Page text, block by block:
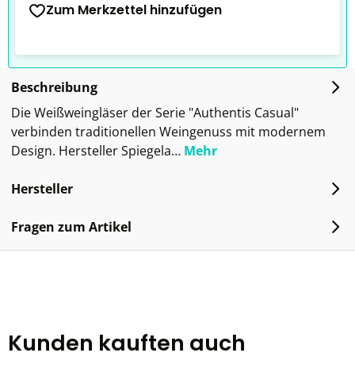
Zum Merkzettel hinzufügen
Beschreibung
Die Weißweingläser der Serie "Authentis Casual"
verbinden traditionellen Weingenuss mit modernem
Design. Hersteller Spiegela… Mehr
Hersteller
Fragen zum Artikel
Kunden kauften auch